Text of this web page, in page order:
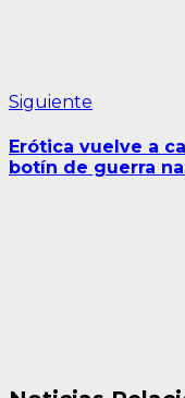
Siguiente
Erótica vuelve a
botín de guerra